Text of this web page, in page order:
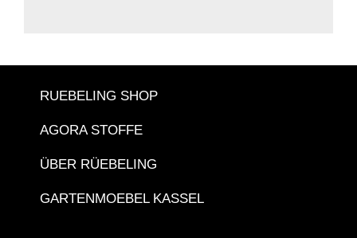
RUEBELING SHOP
AGORA STOFFE
ÜBER RÜEBELING
GARTENMOEBEL KASSEL